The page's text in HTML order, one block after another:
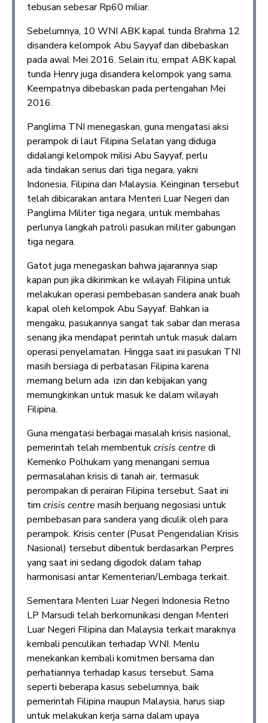
tebusan sebesar Rp60 miliar.
Sebelumnya, 10 WNI ABK kapal tunda Brahma 12
disandera kelompok Abu Sayyaf dan dibebaskan
pada awal Mei 2016. Selain itu, empat ABK kapal
tunda Henry juga disandera kelompok yang sama.
Keempatnya dibebaskan pada pertengahan Mei
2016.
Panglima TNI menegaskan, guna mengatasi aksi
perampok di laut Filipina Selatan yang diduga
didalangi kelompok milisi Abu Sayyaf, perlu
ada tindakan serius dari tiga negara, yakni
Indonesia, Filipina dan Malaysia. Keinginan tersebut
telah dibicarakan antara Menteri Luar Negeri dan
Panglima Militer tiga negara, untuk membahas
perlunya langkah patroli pasukan militer gabungan
tiga negara.
Gatot juga menegaskan bahwa jajarannya siap
kapan pun jika dikirimkan ke wilayah Filipina untuk
melakukan operasi pembebasan sandera anak buah
kapal oleh kelompok Abu Sayyaf. Bahkan ia
mengaku, pasukannya sangat tak sabar dan merasa
senang jika mendapat perintah untuk masuk dalam
operasi penyelamatan. Hingga saat ini pasukan TNI
masih bersiaga di perbatasan Filipina karena
memang belum ada izin dan kebijakan yang
memungkinkan untuk masuk ke dalam wilayah
Filipina.
Guna mengatasi berbagai masalah krisis nasional,
pemerintah telah membentukcrisis centre di
Kemenko Polhukam yang menangani semua
permasalahan krisis di tanah air, termasuk
perompakan di perairan Filipina tersebut. Saat ini
tim crisis centre masih berjuang negosiasi untuk
pembebasan para sandera yang diculik oleh para
perampok. Krisis center (Pusat Pengendalian Krisis
Nasional) tersebut dibentuk berdasarkan Perpres
yang saat ini sedang digodok dalam tahap
harmonisasi antar Kementerian/Lembaga terkait.
Sementara Menteri Luar Negeri Indonesia Retno
LP Marsudi telah berkomunikasi dengan Menteri
Luar Negeri Filipina dan Malaysia terkait maraknya
kembali penculikan terhadap WNI. Menlu
menekankan kembali komitmen bersama dan
perhatiannya terhadap kasus tersebut. Sama
seperti beberapa kasus sebelumnya, baik
pemerintah Filipina maupun Malaysia, harus siap
untuk melakukan kerja sama dalam upaya